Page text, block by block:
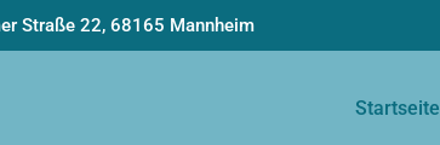
Straße 22, 68165 Mannheim
Startseite